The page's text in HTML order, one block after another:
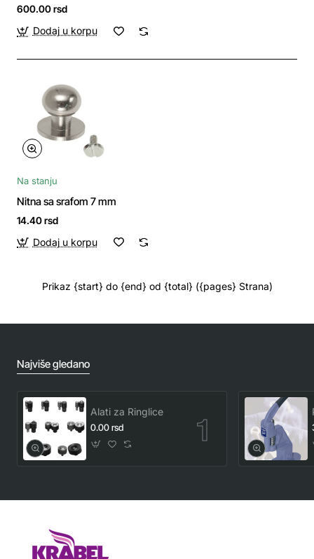
600.00 rsd
Dodaj u korpu
Na stanju
Nitna sa srafom 7 mm
14.40 rsd
Dodaj u korpu
Prikaz {start} do {end} od {total} ({pages} Strana)
Najviše gledano
Alati za Ringlice
0.00 rsd